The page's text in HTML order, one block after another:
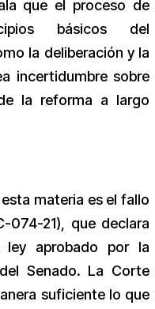
que el proceso de
básicos del
la deliberación y la
incertidumbre sobre
la reforma a largo
materia es el fallo
074-21), que declara
ley aprobado por la
Senado. La Corte
suficiente lo que